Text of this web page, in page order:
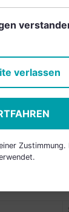
verlassen
Zustimmung.